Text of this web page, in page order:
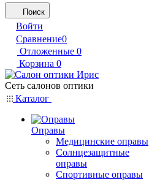
Поиск
Войти
Сравнение0
Отложенные 0
Корзина 0
Сеть салонов оптики
Каталог
Оправы
Медицинские оправы
Солнцезащитные
оправы
Спортивные оправы